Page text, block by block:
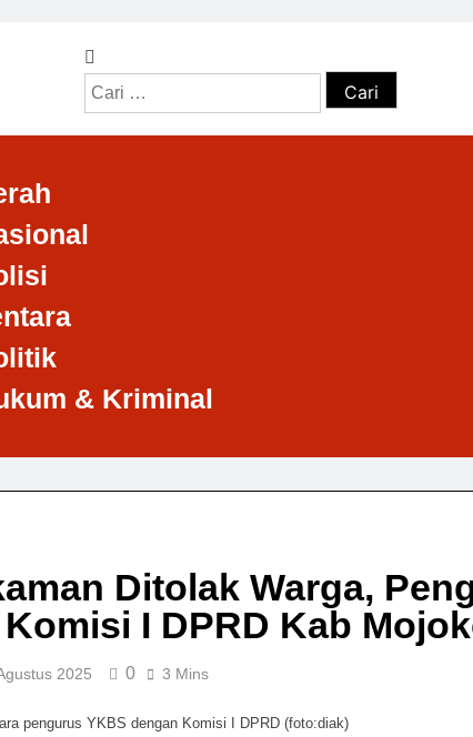
& Kriminal
Ditolak Warga,
I DPRD Kab
2025 0 3 Mins
pengurus YKBS dengan Komisi I DPRD (foto:diak)